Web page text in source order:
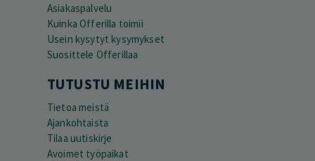
Asiakaspalvelu
Kuinka Offerilla toimii
Usein kysytyt kysymykset
Suosittele Offerillaa
TUTUSTU MEIHIN
Tietoa meistä
Ajankohtaista
Tilaa uutiskirje
Avoimet työpaikat